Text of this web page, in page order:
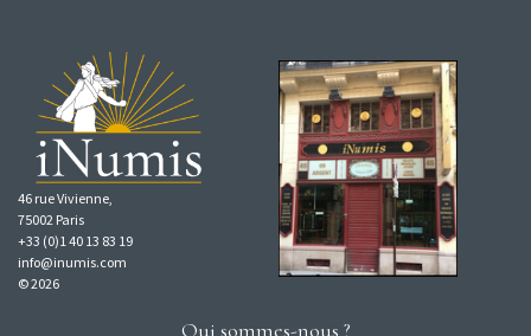
46 rue Vivienne,
75002 Paris
+33 (0)1 40 13 83 19
info@inumis.com
© 2026
Qui sommes-nous ?